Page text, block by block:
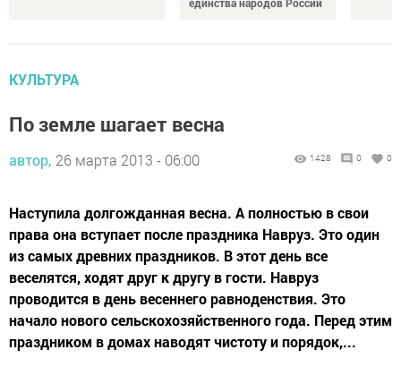
КУЛЬТУРА
По земле шагает весна
автор, 26 марта 2013 - 06:00 1428 0 0
Наступила долгожданная весна. А полностью в свои
права она вступает после праздника Навруз. Это один
из самых древних праздников. В этот день все
веселятся, ходят друг к другу в гости. Навруз
проводится в день весеннего равноденствия. Это
начало нового сельскохозяйственного года. Перед этим
праздником в домах наводят чистоту и порядок,...